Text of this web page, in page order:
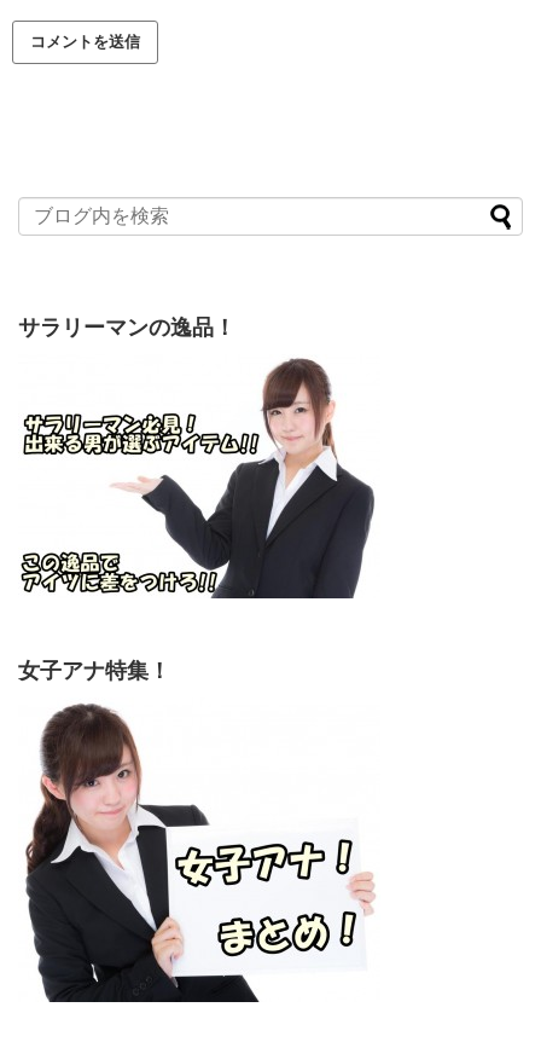
サラリーマンの逸品！
女子アナ特集！